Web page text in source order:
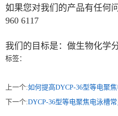
如果您对我们的产品有任何
960 6117
我们的目标是：做生物化学
标签：
上一个:如何提高DYCP-36型等电聚
下一个:DYCP-36型等电聚焦电泳槽